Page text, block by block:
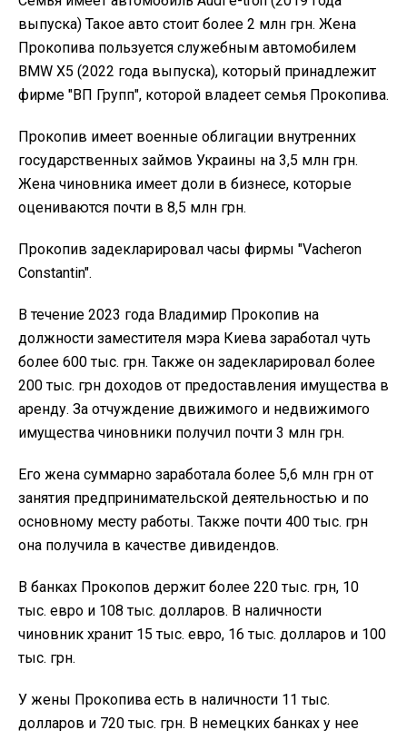
выпуска) Такое авто стоит более 2 млн грн. Жена
Прокопива пользуется служебным автомобилем
BMW X5 (2022 года выпуска), который принадлежит
фирме "ВП Групп", которой владеет семья Прокопива.
Прокопив имеет военные облигации внутренних
государственных займов Украины на 3,5 млн грн.
Жена чиновника имеет доли в бизнесе, которые
оцениваются почти в 8,5 млн грн.
Прокопив задекларировал часы фирмы "Vacheron
Constantin".
В течение 2023 года Владимир Прокопив на
должности заместителя мэра Киева заработал чуть
более 600 тыс. грн. Также он задекларировал более
200 тыс. грн доходов от предоставления имущества в
аренду. За отчуждение движимого и недвижимого
имущества чиновники получил почти 3 млн грн.
Его жена суммарно заработала более 5,6 млн грн от
занятия предпринимательской деятельностью и по
основному месту работы. Также почти 400 тыс. грн
она получила в качестве дивидендов.
В банках Прокопов держит более 220 тыс. грн, 10
тыс. евро и 108 тыс. долларов. В наличности
чиновник хранит 15 тыс. евро, 16 тыс. долларов и 100
тыс. грн.
У жены Прокопива есть в наличности 11 тыс.
долларов и 720 тыс. грн. В немецких банках у нее